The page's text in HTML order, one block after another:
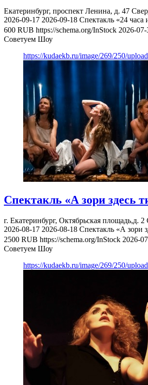
Екатеринбург, проспект Ленина, д. 47
2026-09-17 2026-09-18 Спектакль «24
600 RUB https://schema.org/InStock 2026-
Советуем Шоу
https://kudaekb.ru/image/269/250/
Спектакль «А зори здесь
г. Екатеринбург, Октябрьская площадь,д. 2
2026-08-17 2026-08-18 Спектакль «А зори
2500 RUB https://schema.org/InStock 2026-
Советуем Шоу
https://kudaekb.ru/image/269/250/